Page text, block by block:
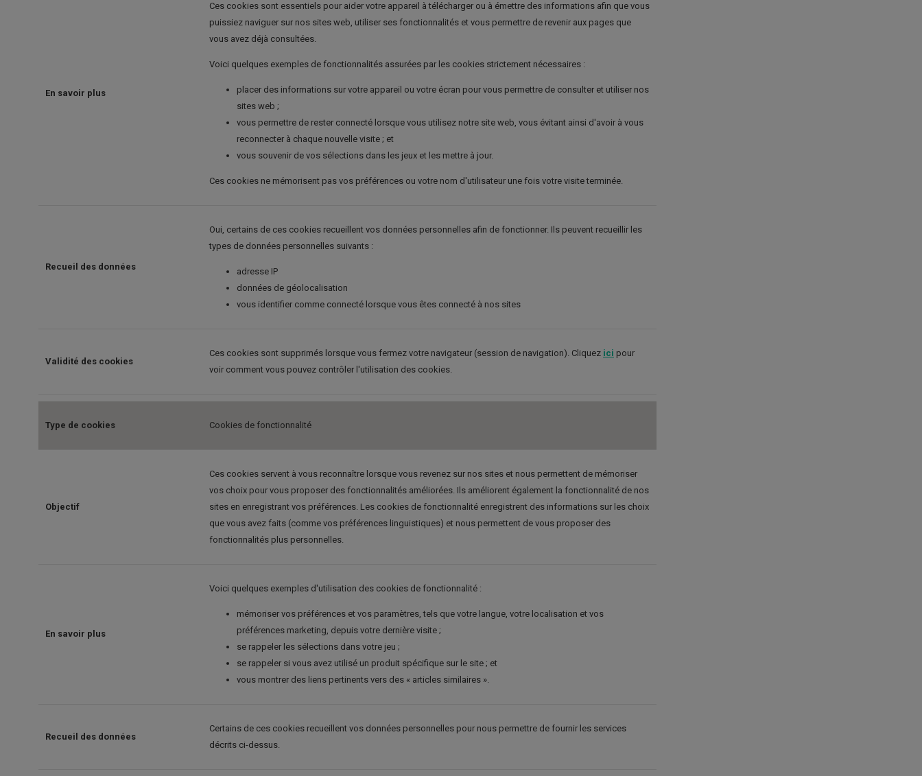
En savoir plus
Ces cookies sont essentiels pour aider votre appareil à télécharger ou à émettre des informations afin que vous
puissiez naviguer sur nos sites web, utiliser ses fonctionnalités et vous permettre de revenir aux pages que
vous avez déjà consultées.
Voici quelques exemples de fonctionnalités assurées par les cookies strictement nécessaires :
placer des informations sur votre appareil ou votre écran pour vous permettre de consulter et utiliser nos
sites web ;
vous permettre de rester connecté lorsque vous utilisez notre site web, vous évitant ainsi d'avoir à vous
reconnecter à chaque nouvelle visite ; et
vous souvenir de vos sélections dans les jeux et les mettre à jour.
Ces cookies ne mémorisent pas vos préférences ou votre nom d'utilisateur une fois votre visite terminée.
Recueil des données
Oui, certains de ces cookies recueillent vos données personnelles afin de fonctionner. Ils peuvent recueillir les
types de données personnelles suivants :
adresse IP
données de géolocalisation
vous identifier comme connecté lorsque vous êtes connecté à nos sites
Validité des cookies
Ces cookies sont supprimés lorsque vous fermez votre navigateur (session de navigation). Cliquez ici pour
voir comment vous pouvez contrôler l'utilisation des cookies.
Type de cookies Cookies de fonctionnalité
Objectif
Ces cookies servent à vous reconnaître lorsque vous revenez sur nos sites et nous permettent de mémoriser
vos choix pour vous proposer des fonctionnalités améliorées. Ils améliorent également la fonctionnalité de nos
sites en enregistrant vos préférences. Les cookies de fonctionnalité enregistrent des informations sur les choix
que vous avez faits (comme vos préférences linguistiques) et nous permettent de vous proposer des
fonctionnalités plus personnelles.
En savoir plus
Voici quelques exemples d'utilisation des cookies de fonctionnalité :
mémoriser vos préférences et vos paramètres, tels que votre langue, votre localisation et vos
préférences marketing, depuis votre dernière visite ;
se rappeler les sélections dans votre jeu ;
se rappeler si vous avez utilisé un produit spécifique sur le site ; et
vous montrer des liens pertinents vers des « articles similaires ».
Recueil des données
Certains de ces cookies recueillent vos données personnelles pour nous permettre de fournir les services
décrits ci-dessus.